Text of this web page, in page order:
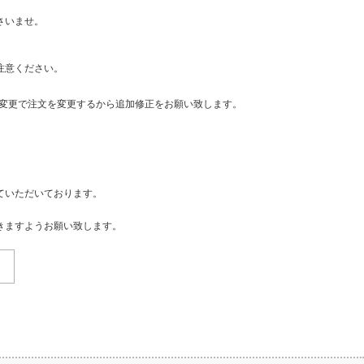
ませ。
ください。
で注文を変更するから追加修正をお願い致します。
ただいております。
すようお願い致します。